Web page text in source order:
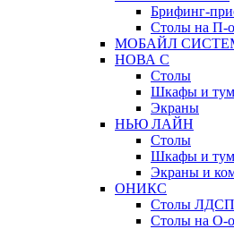
Брифинг-
Столы на П-
МОБАЙЛ
НОВА С
Столы
Шкафы и
Экраны
НЬЮ ЛАЙН
Столы
Шкафы и
Экраны и
ОНИКС
Столы ЛДСП
Столы на О-